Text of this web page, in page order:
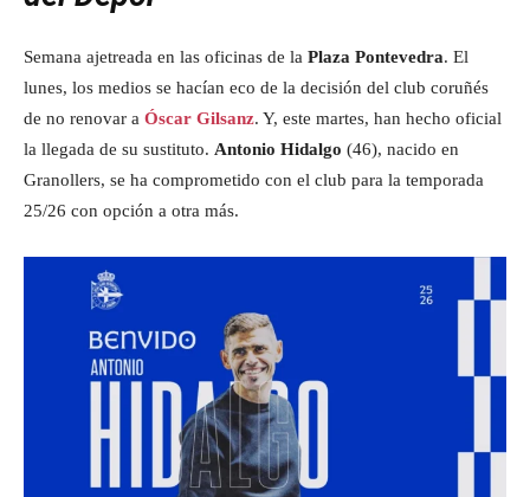
Semana ajetreada en las oficinas de la Plaza Pontevedra. El
lunes, los medios se hacían eco de la decisión del club coruñés
de no renovar a Óscar Gilsanz. Y, este martes, han hecho oficial
la llegada de su sustituto. Antonio Hidalgo (46), nacido en
Granollers, se ha comprometido con el club para la temporada
25/26 con opción a otra más.